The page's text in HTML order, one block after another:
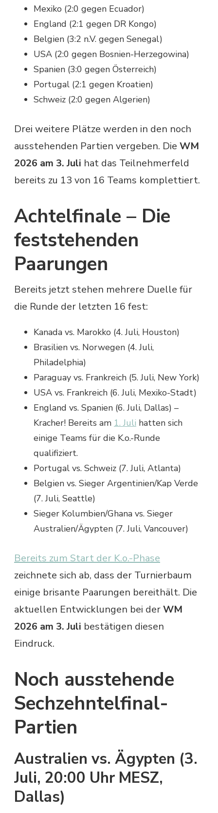
Mexiko (2:0 gegen Ecuador)
England (2:1 gegen DR Kongo)
Belgien (3:2 n.V. gegen Senegal)
USA (2:0 gegen Bosnien-Herzegowina)
Spanien (3:0 gegen Österreich)
Portugal (2:1 gegen Kroatien)
Schweiz (2:0 gegen Algerien)
Drei weitere Plätze werden in den noch
ausstehenden Partien vergeben. Die WM
2026 am 3. Juli hat das Teilnehmerfeld
bereits zu 13 von 16 Teams komplettiert.
Achtelfinale – Die
feststehenden
Paarungen
Bereits jetzt stehen mehrere Duelle für
die Runde der letzten 16 fest:
Kanada vs. Marokko (4. Juli, Houston)
Brasilien vs. Norwegen (4. Juli,
Philadelphia)
Paraguay vs. Frankreich (5. Juli, New York)
USA vs. Frankreich (6. Juli, Mexiko-Stadt)
England vs. Spanien (6. Juli, Dallas) –
Kracher! Bereits am 1. Juli hatten sich
einige Teams für die K.o.-Runde
qualifiziert.
Portugal vs. Schweiz (7. Juli, Atlanta)
Belgien vs. Sieger Argentinien/Kap Verde
(7. Juli, Seattle)
Sieger Kolumbien/Ghana vs. Sieger
Australien/Ägypten (7. Juli, Vancouver)
Bereits zum Start der K.o.-Phase
zeichnete sich ab, dass der Turnierbaum
einige brisante Paarungen bereithält. Die
aktuellen Entwicklungen bei derWM
2026 am 3. Juli bestätigen diesen
Eindruck.
Noch ausstehende
Sechzehntelfinal-
Partien
Australien vs. Ägypten (3.
Juli, 20:00 Uhr MESZ,
Dallas)